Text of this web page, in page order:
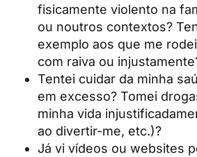
fisicamente violento na
ou noutros contextos?
exemplo aos que me
com raiva ou
Tentei cuidar da minha
em excesso? Tomei
minha vida
ao divertir-me, etc.)?
Já vi vídeos ou websites